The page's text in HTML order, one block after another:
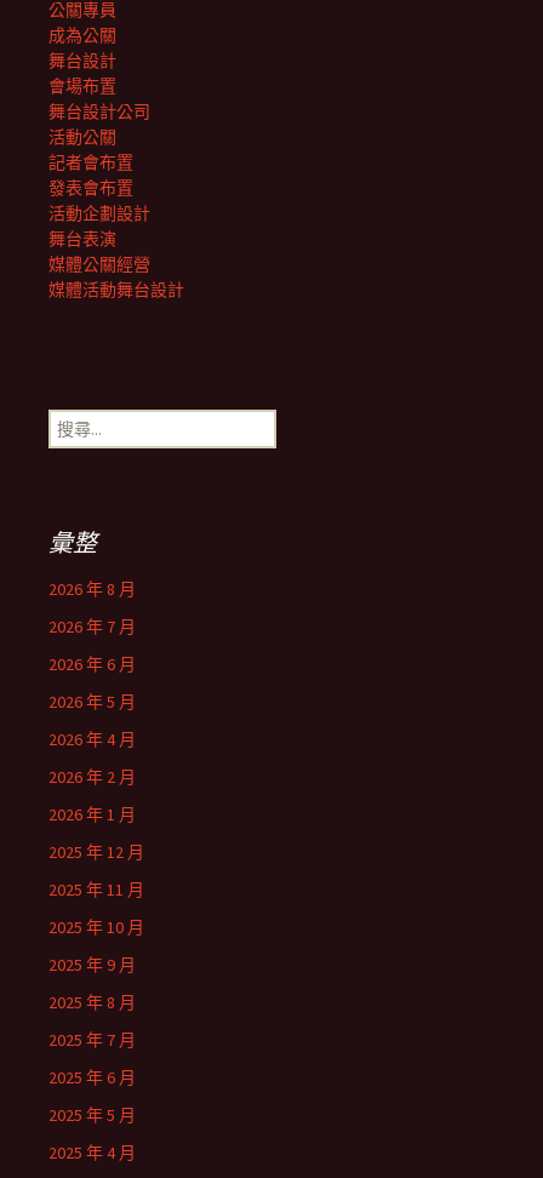
公關專員
成為公關
舞台設計
會場布置
舞台設計公司
活動公關
記者會布置
發表會布置
活動企劃設計
舞台表演
媒體公關經營
媒體活動舞台設計
搜
尋
彙整
2026 年 8 月
2026 年 7 月
2026 年 6 月
2026 年 5 月
2026 年 4 月
2026 年 2 月
2026 年 1 月
2025 年 12 月
2025 年 11 月
2025 年 10 月
2025 年 9 月
2025 年 8 月
2025 年 7 月
2025 年 6 月
2025 年 5 月
2025 年 4 月